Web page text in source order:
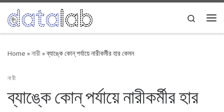
Skip to content
Search
Home »নারী»ব্যাঙ্কে কোন্ পর্যায়ে নারীকর্মীর হার কেমন
নারী
ব্যাঙ্কে কোন্ পর্যায়ে নারীকর্মীর হার